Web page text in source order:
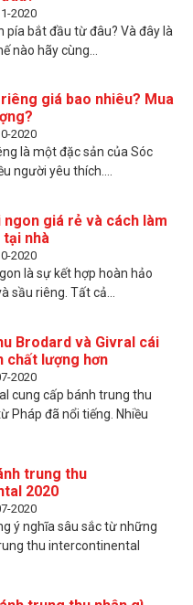
2020
pía bắt đầu từ đâu? Và đây là
nào hãy cùng...
riêng giá bao nhiêu? Mua
2020
là một đặc sản của Sóc
người yêu thích....
ngon giá rẻ và cách làm
tại nhà
2020
là sự kết hợp hoàn hảo
sầu riêng. Tất cả...
Brodard và Givral cái
chất lượng hơn
2020
cung cấp bánh trung thu
Pháp đã nổi tiếng. Nhiều
trung thu
2020
2020
ý nghĩa sâu sắc từ những
thu intercontinental